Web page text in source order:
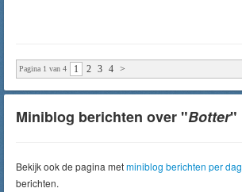
Pagina 1 van 4 1 2 3 4 >
Miniblog berichten over "Botter"
Bekijk ook de pagina metminiblog berichten per dag
berichten.